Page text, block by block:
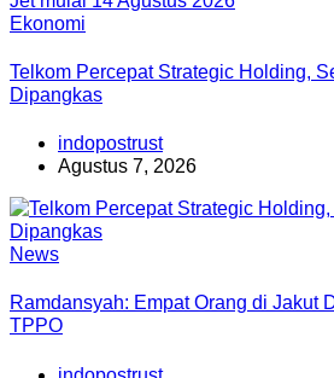
Ekonomi
Telkom Percepat Strategic Holding,
Dipangkas
indopostrust
Agustus 7, 2026
News
Ramdansyah: Empat Orang di Jakut
TPPO